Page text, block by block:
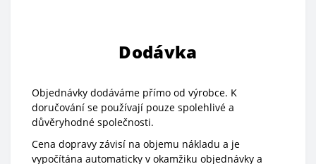
Dodávka
Objednávky dodáváme přímo od výrobce. K
doručování se používají pouze spolehlivé a
důvěryhodné společnosti.
Cena dopravy závisí na objemu nákladu a je
vypočítána automaticky v okamžiku objednávky a